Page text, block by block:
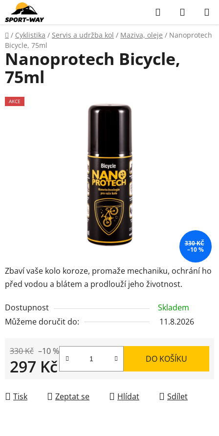
Přejít
na
obsah
Hledat
KOŠÍK
Domů
/ Cyklistika / Servis a udržba kol / Maziva, oleje / Nanoprotech
Bicycle, 75ml
Zbaví vaše kolo koroze, promaže mechaniku, ochrání ho
před vodou a blátem a prodlouží jeho životnost.
Dostupnost
Skladem
Můžeme doručit do:
11.8.2026
330 Kč –10 %
297 Kč DO KOŠÍKU
Tisk Zeptat se Hlídat Sdílet
Nanoprotech Bicycle,
75ml
AKCE
330 KČ
–10 %